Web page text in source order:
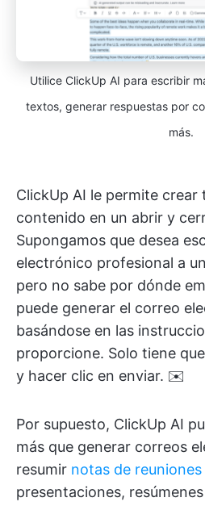
Utilice ClickUp AI para escribir
textos, generar respuestas por
más.
ClickUp AI le permite
contenido en un abrir y
Supongamos que desea
electrónico profesional a
pero no sabe por dónde
puede generar el correo
basándose en las
proporcione. Solo tiene
y hacer clic en enviar. ✉️
Por supuesto, ClickUp AI
más que generar correos
resumir notas de reuniones
presentaciones,